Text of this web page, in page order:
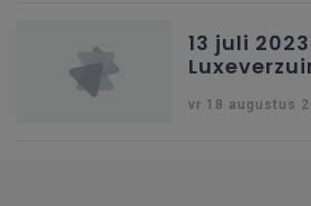
13 juli
vr 18 augustus